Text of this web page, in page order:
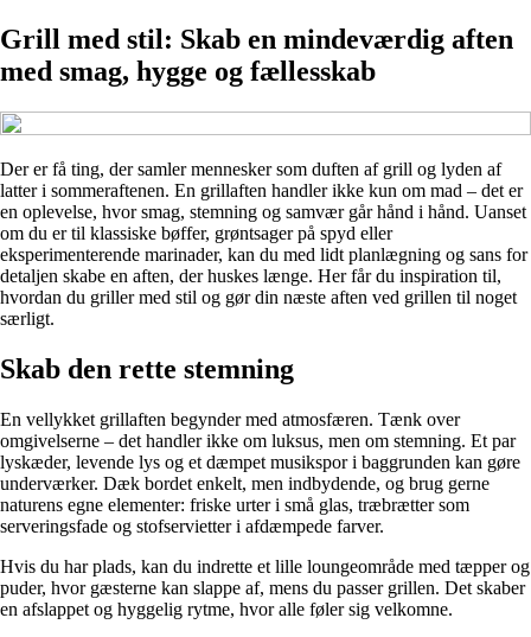
Grill med stil: Skab en mindeværdig aften
med smag, hygge og fællesskab
Der er få ting, der samler mennesker som duften af grill og lyden af
latter i sommeraftenen. En grillaften handler ikke kun om mad – det er
en oplevelse, hvor smag, stemning og samvær går hånd i hånd. Uanset
om du er til klassiske bøffer, grøntsager på spyd eller
eksperimenterende marinader, kan du med lidt planlægning og sans for
detaljen skabe en aften, der huskes længe. Her får du inspiration til,
hvordan du griller med stil og gør din næste aften ved grillen til noget
særligt.
Skab den rette stemning
En vellykket grillaften begynder med atmosfæren. Tænk over
omgivelserne – det handler ikke om luksus, men om stemning. Et par
lyskæder, levende lys og et dæmpet musikspor i baggrunden kan gøre
underværker. Dæk bordet enkelt, men indbydende, og brug gerne
naturens egne elementer: friske urter i små glas, træbrætter som
serveringsfade og stofservietter i afdæmpede farver.
Hvis du har plads, kan du indrette et lille loungeområde med tæpper og
puder, hvor gæsterne kan slappe af, mens du passer grillen. Det skaber
en afslappet og hyggelig rytme, hvor alle føler sig velkomne.